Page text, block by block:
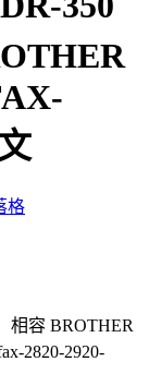
格
相容 BROTHER
2820-2920-